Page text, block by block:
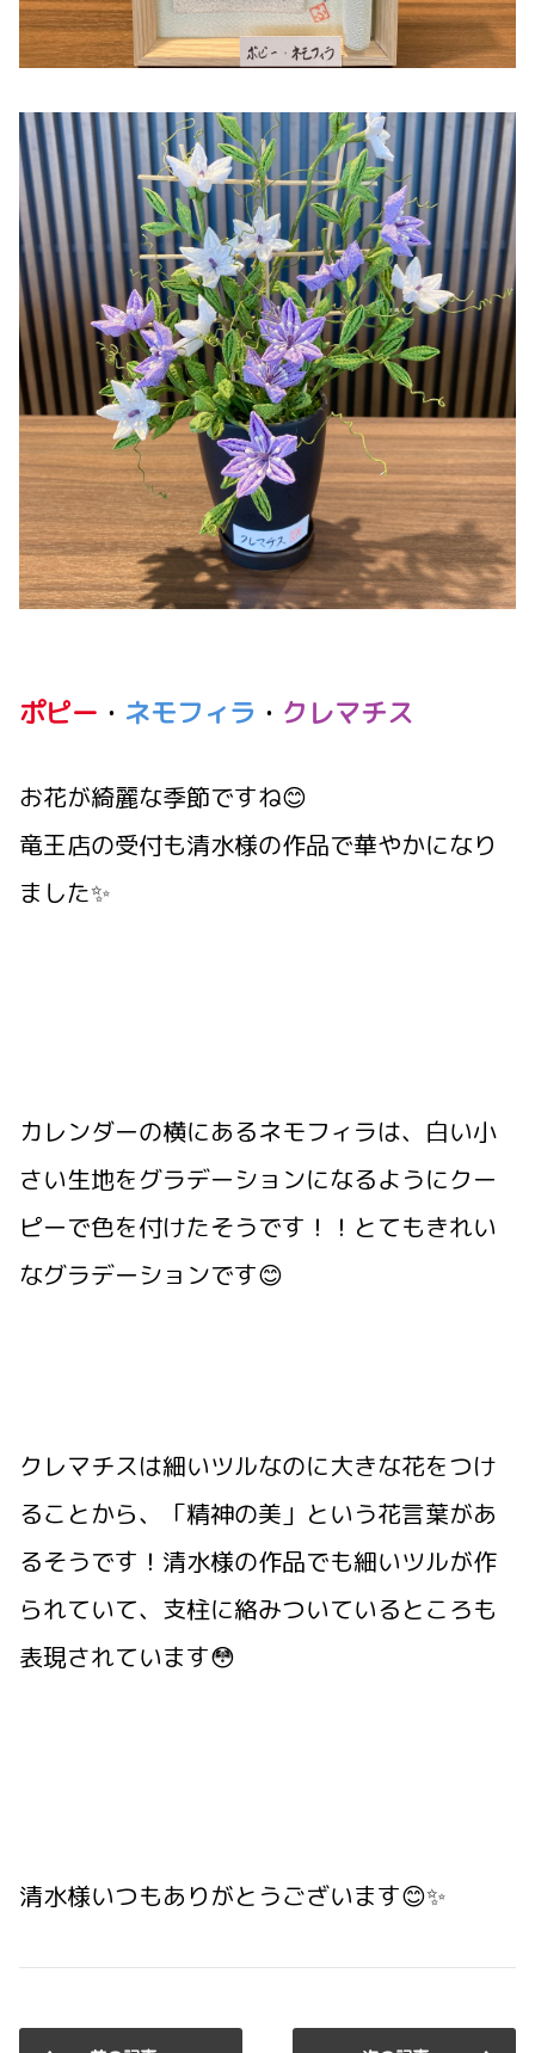
ポピー ・ ネモフィラ ・ クレマチス
お花が綺麗な季節ですね😊
竜王店の受付も清水様の作品で華やかになり
ました✨
カレンダーの横にあるネモフィラは、白い小
さい生地をグラデーションになるようにクー
ピーで色を付けたそうです！！とてもきれい
なグラデーションです😊
クレマチスは細いツルなのに大きな花をつけ
ることから、「精神の美」という花言葉があ
るそうです！清水様の作品でも細いツルが作
られていて、支柱に絡みついているところも
表現されています😳
清水様いつもありがとうございます😊✨